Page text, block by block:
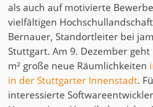
als auch auf motivierte
vielfältigen
Bernauer, Standortleiter bei
Stuttgart. Am 9. Dezember geht
m² große neue Räumlichkeiten
in der Stuttgarter Innenstadt.
interessierte